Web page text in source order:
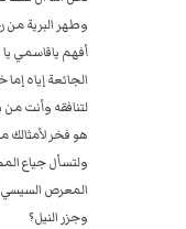
وطهر البرية
أفهم ياقاسمي
الجائعة إياه
لتنافقه وأنت
هو فخر لأمثالك
ولتسأل جياع
المعرص السيسي.
وجزر النيل؟